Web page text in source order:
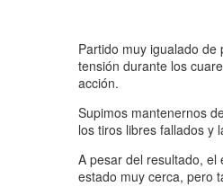
Partido muy igualado
tensión durante los
acción.
Supimos mantenernos
los tiros libres fallados y
A pesar del resultado,
estado muy cerca, pero